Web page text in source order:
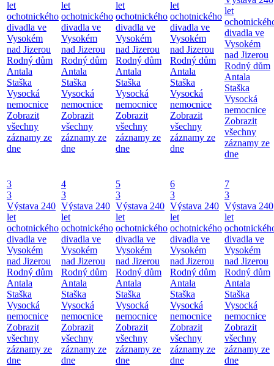
let
ochotnického
divadla ve
Vysokém
nad Jizerou
Rodný dům
Antala
Staška
Vysocká
nemocnice
Zobrazit
všechny
záznamy ze
dne
let
ochotnického
divadla ve
Vysokém
nad Jizerou
Rodný dům
Antala
Staška
Vysocká
nemocnice
Zobrazit
všechny
záznamy ze
dne
let
ochotnického
divadla ve
Vysokém
nad Jizerou
Rodný dům
Antala
Staška
Vysocká
nemocnice
Zobrazit
všechny
záznamy ze
dne
let
ochotnického
divadla ve
Vysokém
nad Jizerou
Rodný dům
Antala
Staška
Vysocká
nemocnice
Zobrazit
všechny
záznamy ze
dne
let
divadla ve
Vysokém
nad Jizerou
Rodný dům
Antala
Staška
Vysocká
nemocnice
Zobrazit
všechny
záznamy ze
dne
3
3
Výstava 240
let
ochotnického
divadla ve
Vysokém
nad Jizerou
Rodný dům
Antala
Staška
Vysocká
nemocnice
Zobrazit
všechny
záznamy ze
dne
4
3
Výstava 240
let
ochotnického
divadla ve
Vysokém
nad Jizerou
Rodný dům
Antala
Staška
Vysocká
nemocnice
Zobrazit
všechny
záznamy ze
dne
5
3
Výstava 240
let
ochotnického
divadla ve
Vysokém
nad Jizerou
Rodný dům
Antala
Staška
Vysocká
nemocnice
Zobrazit
všechny
záznamy ze
dne
6
3
Výstava 240
let
ochotnického
divadla ve
Vysokém
nad Jizerou
Rodný dům
Antala
Staška
Vysocká
nemocnice
Zobrazit
všechny
záznamy ze
dne
7
3
Výstava 240
let
divadla ve
Vysokém
nad Jizerou
Rodný dům
Antala
Staška
Vysocká
nemocnice
Zobrazit
všechny
záznamy ze
dne